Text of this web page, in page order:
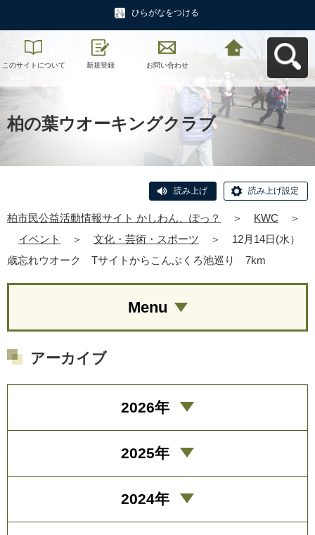
ひらがなをつける
このサイトについて 新規登録 お問い合わせ
サイト かしわん、ぽ
っ？へ戻る
柏の葉ウオーキングクラブ
読み上げ 読み上げ設定
柏市民公益活動情報サイト かしわん、ぽっ？ ＞ KWC
＞
イベント
＞ 文化・芸術・スポーツ ＞
12月14日(水）
歳忘れウオーク Tサイトからこんぶくろ池巡り 7km
Menu
アーカイブ
2026年
2025年
2024年